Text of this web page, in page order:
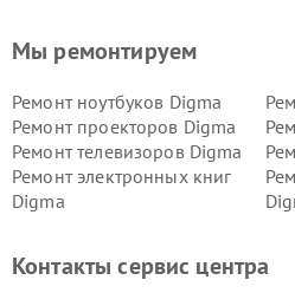
Мы ремонтируем
Ремонт ноутбуков Digma
Ремонт проекторов Digma
Ремонт телевизоров Digma
Ремонт электронных книг
Digma
Контакты сервис центра